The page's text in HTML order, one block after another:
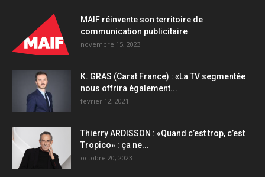
MAIF réinvente son territoire de
communication publicitaire
novembre 15, 2023
K. GRAS (Carat France) : «La TV segmentée
nous offrira également...
février 12, 2021
Thierry ARDISSON : «Quand c’est trop, c’est
Tropico» : ça ne...
octobre 20, 2023